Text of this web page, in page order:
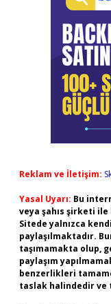
Reklam ve İletişim:
Yasal Uyarı: Bu
veya şahıs şirketi
Sitede yalnızca
paylaşılmaktadır.
taşımamakta olup,
paylaşım
benzerlikleri
taslak halindedir ve